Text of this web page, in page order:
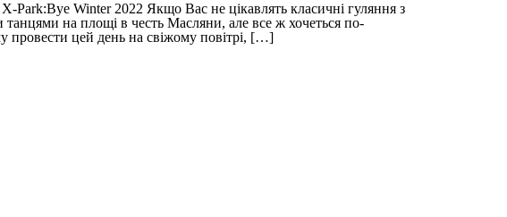
Park:Bye Winter 2022 Якщо Вас не цікавлять класичні гуляння з
на площі в честь Масляни, але все ж хочеться по-
провести цей день на свіжому повітрі, […]